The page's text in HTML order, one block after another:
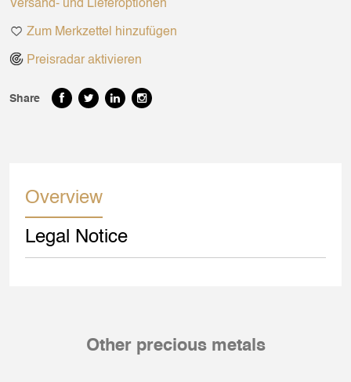
Versand- und Lieferoptionen
Zum Merkzettel hinzufügen
Preisradar aktivieren
Share
Overview
Legal Notice
Other precious metals